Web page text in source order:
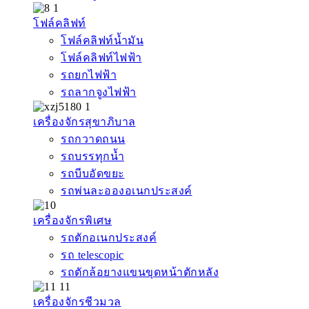
โฟล์คลิฟท์
โฟล์คลิฟท์น้ำมัน
โฟล์คลิฟท์ไฟฟ้า
รถยกไฟฟ้า
รถลากจูงไฟฟ้า
เครื่องจักรสุขาภิบาล
รถกวาดถนน
รถบรรทุกน้ำ
รถบีบอัดขยะ
รถพ่นละอองอเนกประสงค์
เครื่องจักรพิเศษ
รถตักอเนกประสงค์
รถ telescopic
รถตักล้อยางแขนขุดหน้าตักหลัง
เครื่องจักรชีวมวล